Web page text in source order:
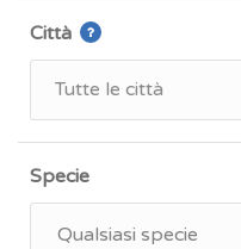
Città
Specie